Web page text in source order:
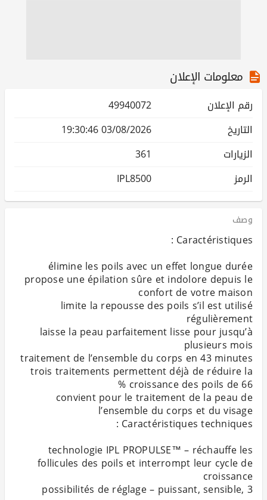
معلومات الإعلان
رقم الإعلان
49940072
التاريخ
03/08/2026 19:30:46
الزيارات
361
الرمز
IPL8500
وصف
propose une épilation sûre et indolore depuis le
limite la repousse des poils s’il est utilisé
laisse la peau parfaitement lisse pour jusqu’à
traitement de l’ensemble du corps en 43 minutes
trois traitements permettent déjà de réduire la
convient pour le traitement de la peau de
technologie IPL PROPULSE™ – réchauffe les
follicules des poils et interrompt leur cycle de
3 possibilités de réglage – puissant, sensible,